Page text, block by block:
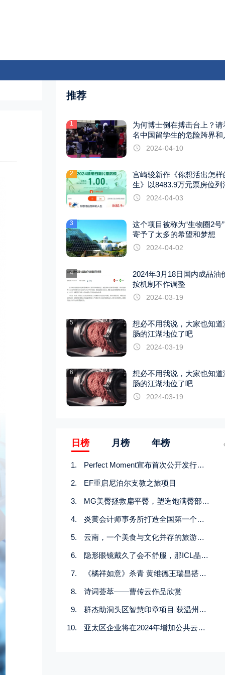
推荐
1
为何博士倒在搏击台上？请
名中国留学生的危险跨界和
巨变2024-04-10
2
宫崎骏新作《你想活出怎样
生》以8483.9万元票房位列
档第一2024-04-03
3
这个项目被称为“生物圈2号
寄予了太多的希望和梦想
2024-04-02
4
2024年3月18日国内成品油
按机制不作调整
2024-03-19
5
想必不用我说，大家也知道
肠的江湖地位了吧
2024-03-19
6
想必不用我说，大家也知道
肠的江湖地位了吧
2024-03-19
日榜 月榜 年榜
Perfect Moment宣布首次公开发行定价
EF重启尼泊尔支教之旅项目
MG美臀拯救扁平臀，塑造饱满臀部曲线【脂肪医生刘靖涛】
炎黄会计师事务所打造全国第一个人工智能党支部
云南，一个美食与文化并存的旅游胜地
隐形眼镜戴久了会不舒服，那ICL晶体能与眼睛长期“和谐相处”吗？——福州爱尔
《橘祥如意》杀青 黄维德王瑞昌搭档关畅陈紫函演绎民国虐恋
诗词荟萃——曹传云作品欣赏
群杰助洞头区智慧印章项目 获温州市“村社干部管理监督工作实践”十佳项目
亚太区企业将在2024年增加公共云存储支出和容量，同时迎接人工智能/机器学习普及带来的机遇